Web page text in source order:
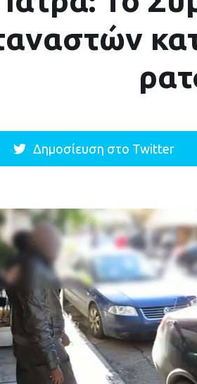
Δημοσίευση στο Twitter